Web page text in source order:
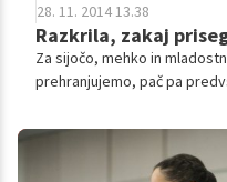
28. 11. 2014 13.38
Razkrila, zakaj
Za sijočo, mehko in
prehranjujemo, pač pa
nakupovanjem njene
prisega nanjo, saj ji najbolj
s prvimi smejalnimi gubicami.